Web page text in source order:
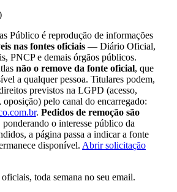
Público é reprodução de informações
nas fontes oficiais — Diário Oficial,
PNCP e demais órgãos públicos.
não o remove da fonte oficial, que
a qualquer pessoa. Titulares podem,
previstos na LGPD (acesso,
pelo canal do encarregado:
. Pedidos de remoção são
ponderando o interesse público da
a página passa a indicar a fonte
disponível. Abrir solicitação
toda semana no seu email.